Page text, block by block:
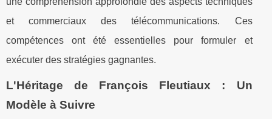
et commerciaux des télécommunications. Ces
compétences ont été essentielles pour formuler et
exécuter des stratégies gagnantes.
L'Héritage de François Fleutiaux : Un
Modèle à Suivre